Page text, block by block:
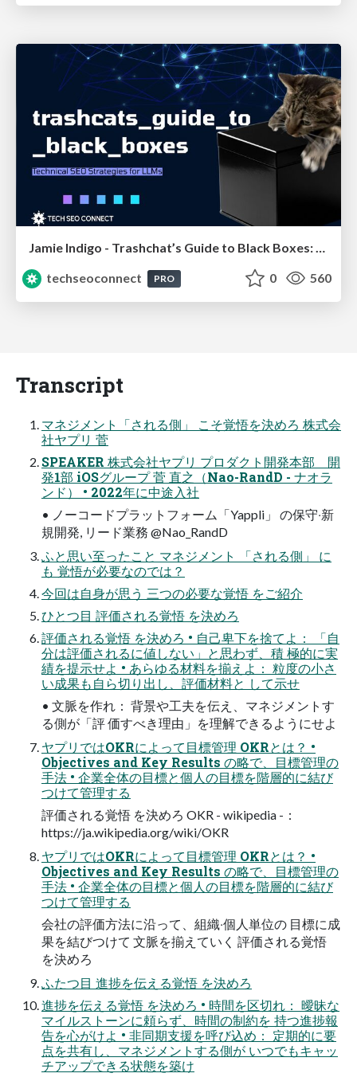
Jamie Indigo - Trashchat’s Guide to Black Boxes: Technical SEO Tactics for LLMs
techseoconnect
PRO 0 560
Transcript
マネジメント「される側」 こそ覚悟を決めろ 株式会
社ヤプリ 菅
SPEAKER 株式会社ヤプリ プロダクト開発本部 開
発1部 iOSグループ 菅 直之（Nao-RandD - ナオラ
ンド） • 2022年に中途⼊社
• ノーコードプラットフォーム「Yappli」 の保守‧新
規開発, リード業務 @Nao_RandD
ふと思い⾄ったこと マネジメント 「される側」 に
も 覚悟が必要なのでは？
今回は⾃⾝が思う 三つの必要な覚悟 をご紹介
ひとつ⽬ 評価される覚悟 を決めろ
評価される覚悟 を決めろ • ⾃⼰卑下を捨てよ： 「⾃
分は評価されるに値しない」と思わず、積 極的に実
績を提⽰せよ • あらゆる材料を揃えよ： 粒度の⼩さ
い成果も⾃ら切り出し、評価材料と して⽰せ
• ⽂脈を作れ： 背景や⼯夫を伝え、マネジメントす
る側が「評 価すべき理由」を理解できるようにせよ
ヤプリではOKRによって⽬標管理 OKRとは？ •
Objectives and Key Results の略で、⽬標管理の
⼿法 • 企業全体の⽬標と個⼈の⽬標を階層的に結び
つけて管理する
評価される覚悟 を決めろ OKR - wikipedia -：
https://ja.wikipedia.org/wiki/OKR
ヤプリではOKRによって⽬標管理 OKRとは？ •
Objectives and Key Results の略で、⽬標管理の
⼿法 • 企業全体の⽬標と個⼈の⽬標を階層的に結び
つけて管理する
会社の評価⽅法に沿って、組織‧個⼈単位の ⽬標に成
果を結びつけて ⽂脈を揃えていく 評価される覚悟
を決めろ
ふたつ⽬ 進捗を伝える覚悟 を決めろ
進捗を伝える覚悟 を決めろ • 時間を区切れ： 曖昧な
マイルストーンに頼らず、時間の制約を 持つ進捗報
告を⼼がけよ • ⾮同期⽀援を呼び込め： 定期的に要
点を共有し、マネジメントする側が いつでもキャッ
チアップできる状態を築け